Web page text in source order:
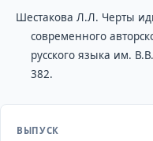
Шестакова Л.Л. Черты
современного
русского языка им.
382.
ВЫПУСК